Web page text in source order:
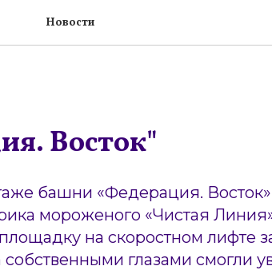
Новости
Восток"
башни «Федерация.
мороженого «Чистая
на скоростном лифте
глазами смогли